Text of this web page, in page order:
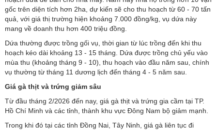
gốc trên diện tích hơn 2ha, dự kiến sẽ cho thu hoạch từ 60 - 70 tấn
quả, với giá thị trường hiện khoảng 7.000 đồng/kg, vụ dứa này
mang về doanh thu hơn 400 triệu đồng.
Dứa thường được trồng gối vụ, thời gian từ lúc trồng đến khi thu
hoạch kéo dài khoảng 13 - 15 tháng. Dứa được trồng chủ yếu vào
mùa thu (khoảng tháng 9 - 10), thu hoạch vào đầu năm sau, chính
vụ thường từ tháng 11 dương lịch đến tháng 4 - 5 năm sau.
Giá gà thịt và trứng giảm sâu
Từ đầu tháng 2/2026 đến nay, giá gà thịt và trứng gia cầm tại TP.
Hồ Chí Minh và các tỉnh, thành khu vực Đông Nam bộ giảm mạnh.
Trong khi đó tại các tỉnh Đồng Nai, Tây Ninh, giá gà liên tục đi